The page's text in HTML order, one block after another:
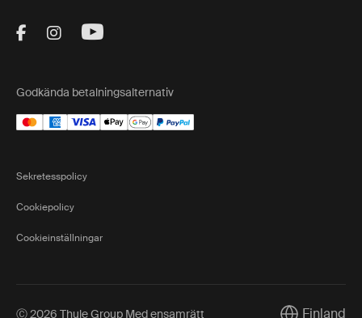
Visit Thule on Facebook (external link)
Visit Thule on Instagram (external link)
Visit Thule on Youtube (external
Godkända betalningsalternativ
Sekretesspolicy
Cookiepolicy
Cookieinställningar
Ⓒ 2026 Thule Group Med ensamrätt Finland